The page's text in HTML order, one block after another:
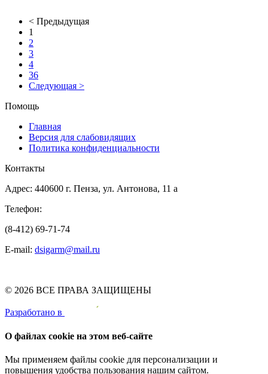
< Предыдущая
1
2
3
4
36
Следующая >
Помощь
Главная
Версия для слабовидящих
Политика конфиденциальности
Контакты
Адрес: 440600 г. Пенза, ул. Антонова, 11 а
Телефон:
(8-412) 69-71-74
E-mail: dsigarm@mail.ru
© 2026 ВСЕ ПРАВА ЗАЩИЩЕНЫ
Pазработано в
О файлах cookie на этом веб-сайте
Мы применяем файлы cookie для персонализации и
повышения удобства пользования нашим сайтом.